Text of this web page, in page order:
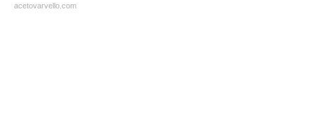
acetovarvello.com